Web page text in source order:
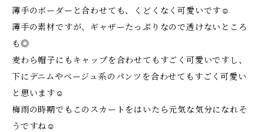
薄手のボーダーと合わせても、くどくなく可愛いです☺
薄手の素材ですが、ギャザーたっぷりなので透けないところ
も◎
麦わら帽子にもキャップを合わせてもすごく可愛いですし、
下にデニムやベージュ系のパンツを合わせてもすごく可愛い
と思います☺
梅雨の時期でもこのスカートをはいたら元気な気分になれそ
うですね☺